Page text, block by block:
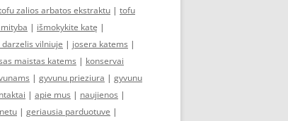
zalios arbatos ekstraktu | tofu
| išmokykite katę |
vilniuje | josera katems |
maistas katems | konservai
| gyvunu prieziura | gyvunu
| apie mus | naujienos |
| geriausia parduotuve |